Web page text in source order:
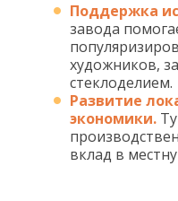
Поддержка
завода
художников,
стеклоделием.
Развитие
экономики.
вклад в